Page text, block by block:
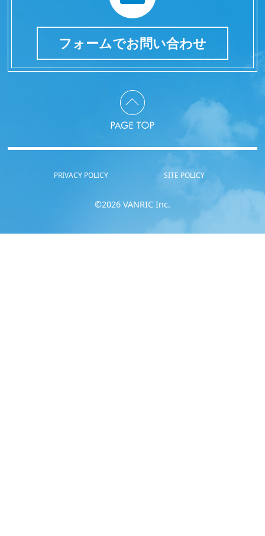
フォームでお問い合わせ
PRIVACY POLICY SITE POLICY
©2026 VANRIC Inc.